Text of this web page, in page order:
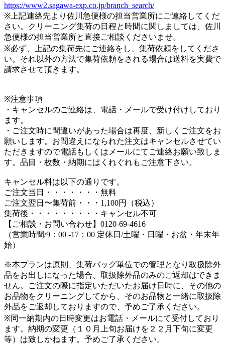
https://www2.sagawa-exp.co.jp/branch_search/
※上記連絡先より佐川急便様の担当営業所にご連絡してくだ
さい。クリーニング集荷の日程と時間に関しましては、佐川
急便様の担当営業所と直接ご相談くださいませ。
※必ず、上記の集荷先にご連絡をし、集荷依頼をしてくださ
い。それ以外の方法で集荷依頼をされる場合は送料を実費で
請求させて頂きます。
※注意事項
・キャンセルのご連絡は、電話・メールで受け付けしており
ます。
・ご注文時に間違いがあった場合は再度、新しくご注文をお
願いします。お間違えになられた注文はキャンセルさせてい
ただきますので電話もしくはメールにてご連絡お願い致しま
す。品目・枚数・納期にはくれぐれもご注意下さい。
キャンセル料は以下の通りです。
ご注文当日・・・・・・・無料
ご注文翌日〜集荷前・・・1,100円（税込）
集荷後・・・・・・・・・キャンセル不可
【ご相談・お問い合わせ】0120-69-4616
（営業時間/9：00 -17：00 定休日/土曜・日曜・お盆・年末年
始）
※本プランは原則、集荷バッグ単位での管理となり取扱除外
品をお出しになった場合、取扱除外品のみのご返却はできま
せん。ご注文の際に指定いただいたお届け日時に、その他の
お品物をクリーニングしてから、そのお品物と一緒に取扱除
外品をご返却しておりますので、予めご了承ください。
※同一納期内の日時変更はお電話・メールにて受付しており
ます。納期の変更（１０月上旬お届けを２２月下旬に変更
等）は致しかねます。予めご了承ください。